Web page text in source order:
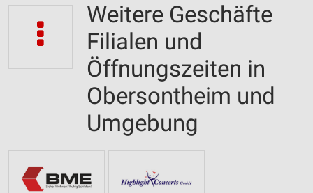
Weitere Geschäfte
Filialen und
Öffnungszeiten in
Obersontheim und
Umgebung